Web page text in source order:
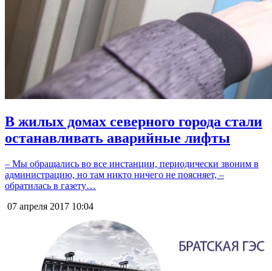
В жилых домах северного города стали
останавливать аварийные лифты
– Мы обращались во все инстанции, периодически звоним в
администрацию, но там никто ничего не поясняет, –
обратилась в газету…
07 апреля 2017 10:04